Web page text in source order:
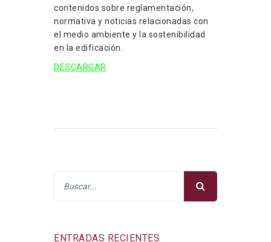
contenidos sobre reglamentación,
normativa y noticias relacionadas con
el medio ambiente y la sostenibilidad
en la edificación.
DESCARGAR
ENTRADAS RECIENTES